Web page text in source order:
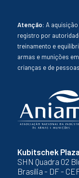
Kubitschek
SHN Quadra 02
Brasília - DF -
Atenção: A
registro por
treinamento e
armas e munições
crianças e de